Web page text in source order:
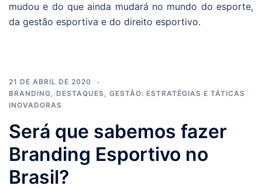
mudou e do que ainda mudará no mundo do esporte,
da gestão esportiva e do direito esportivo.
21 DE ABRIL DE 2020
BRANDING, DESTAQUES, GESTÃO: ESTRATÉGIAS E TÁTICAS
INOVADORAS
Será que sabemos fazer
Branding Esportivo no
Brasil?